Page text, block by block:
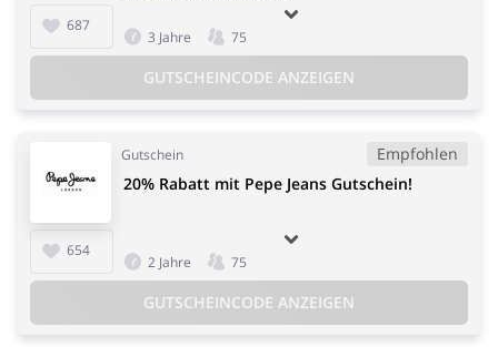
687
3 Jahre 75
GUTSCHEINCODE ANZEIGEN
Gutschein Empfohlen
654
20% Rabatt mit Pepe Jeans Gutschein!
2 Jahre 75
GUTSCHEINCODE ANZEIGEN